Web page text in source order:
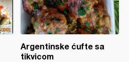
Argentinske ćufte sa
tikvicom